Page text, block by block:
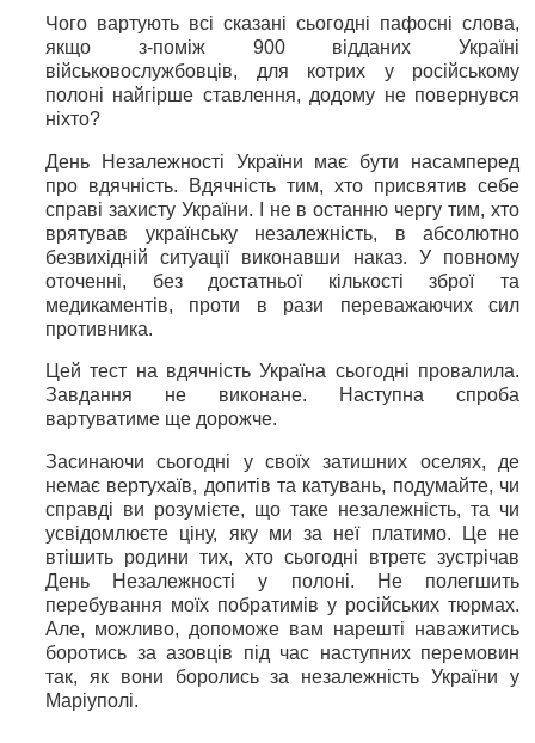
Чого вартують всі сказані сьогодні пафосні слова,
якщо з-поміж 900 відданих Україні
військовослужбовців, для котрих у російському
полоні найгірше ставлення, додому не повернувся
ніхто?
День Незалежності України має бути насамперед
про вдячність. Вдячність тим, хто присвятив себе
справі захисту України. І не в останню чергу тим, хто
врятував українську незалежність, в абсолютно
безвихідній ситуації виконавши наказ. У повному
оточенні, без достатньої кількості зброї та
медикаментів, проти в рази переважаючих сил
противника.
Цей тест на вдячність Україна сьогодні провалила.
Завдання не виконане. Наступна спроба
вартуватиме ще дорожче.
Засинаючи сьогодні у своїх затишних оселях, де
немає вертухаїв, допитів та катувань, подумайте, чи
справді ви розумієте, що таке незалежність, та чи
усвідомлюєте ціну, яку ми за неї платимо. Це не
втішить родини тих, хто сьогодні втретє зустрічав
День Незалежності у полоні. Не полегшить
перебування моїх побратимів у російських тюрмах.
Але, можливо, допоможе вам нарешті наважитись
боротись за азовців під час наступних перемовин
так, як вони боролись за незалежність України у
Маріуполі.